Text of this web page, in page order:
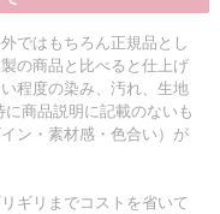
ではもちろん正規品とし
の商品と比べると仕上げ
程度の染み、汚れ、生地
商品説明に記載のないも
ン・素材感・色合い）が
ギリまでコストを省いて